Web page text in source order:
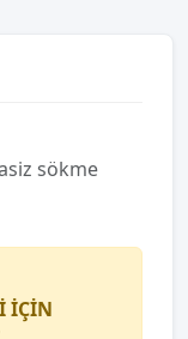
sökme
İÇİN